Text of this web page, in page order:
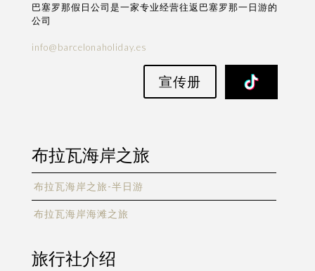
巴塞罗那假日公司是一家专业经营往返巴塞罗那一日游的
公司
info@barcelonaholiday.es
宣传册
布拉瓦海岸之旅
布拉瓦海岸之旅-半日游
布拉瓦海岸海滩之旅
旅行社介绍